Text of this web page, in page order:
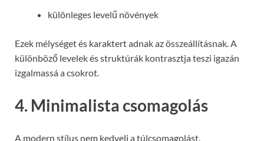
különleges levelű növények
Ezek mélységet és karaktert adnak az összeállításnak. A
különböző levelek és struktúrák kontrasztja teszi igazán
izgalmassá a csokrot.
4. Minimalista csomagolás
A modern stílus nem kedveli a túlcsomagolást.